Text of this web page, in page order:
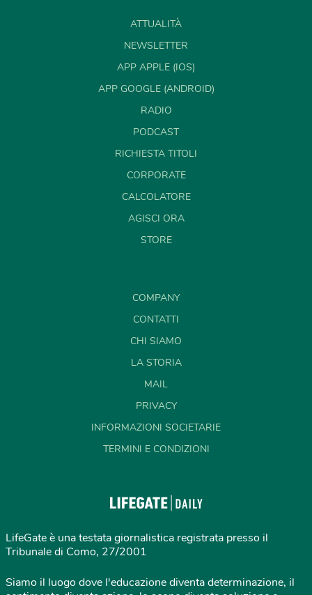
ATTUALITÀ
NEWSLETTER
APP APPLE (IOS)
APP GOOGLE (ANDROID)
RADIO
PODCAST
RICHIESTA TITOLI
CORPORATE
CALCOLATORE
AGISCI ORA
STORE
COMPANY
CONTATTI
CHI SIAMO
LA STORIA
MAIL
PRIVACY
INFORMAZIONI SOCIETARIE
TERMINI E CONDIZIONI
LifeGate è una testata giornalistica registrata presso il
Tribunale di Como, 27/2001
Siamo il luogo dove l'educazione diventa determinazione, il